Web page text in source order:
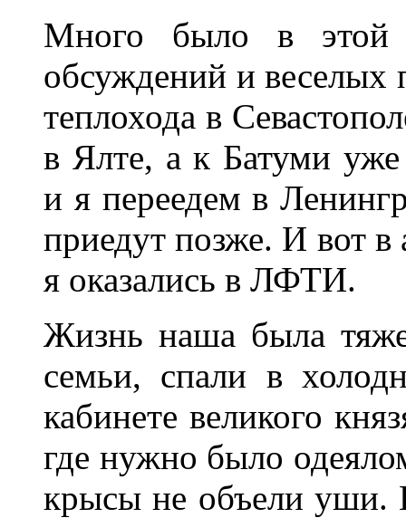
Много было в этой
обсуждений и
теплохода в
в Ялте, а к Батуми уже
и я переедем в
приедут позже. И вот в
я оказались в ЛФТИ.
Жизнь наша была
семьи, спали в
кабинете великого
где нужно было
крысы не объели уши.